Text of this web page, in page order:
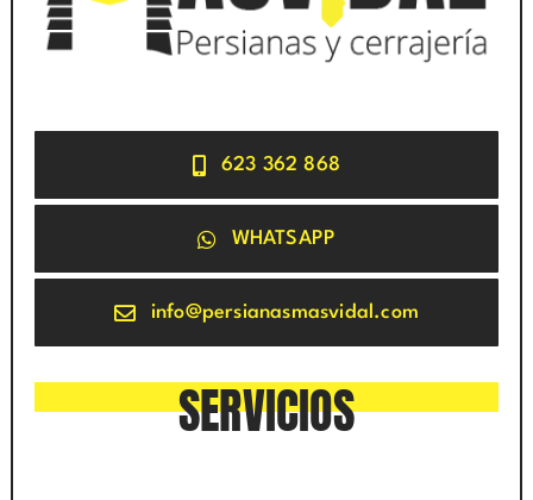
623 362 868
WHATSAPP
info@persianasmasvidal.com
SERVICIOS